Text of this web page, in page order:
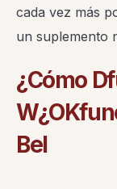
cada vez más
un suplemento
¿Cómo D
W¿OK
Bel